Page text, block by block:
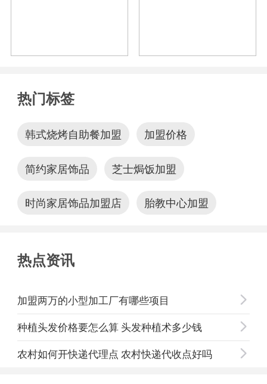
热门标签
韩式烧烤自助餐加盟 加盟价格
简约家居饰品 芝士焗饭加盟
时尚家居饰品加盟店 胎教中心加盟
热点资讯
加盟两万的小型加工厂有哪些项目 
种植头发价格要怎么算 头发种植术多少钱 
农村如何开快递代理点 农村快递代收点好吗 